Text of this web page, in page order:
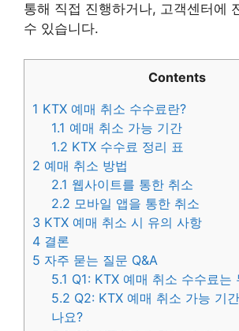
통해 직접 진행하거나, 고객센터에
수 있습니다.
Contents
1 KTX 예매 취소 수수료란?
1.1 예매 취소 가능 기간
1.2 KTX 수수료 정리 표
2 예매 취소 방법
2.1 웹사이트를 통한 취소
2.2 모바일 앱을 통한 취소
3 KTX 예매 취소 시 유의 사항
4 결론
5 자주 묻는 질문 Q&A
5.1 Q1: KTX 예매 취소 수수료는
5.2 Q2: KTX 예매 취소 가능 기
나요?